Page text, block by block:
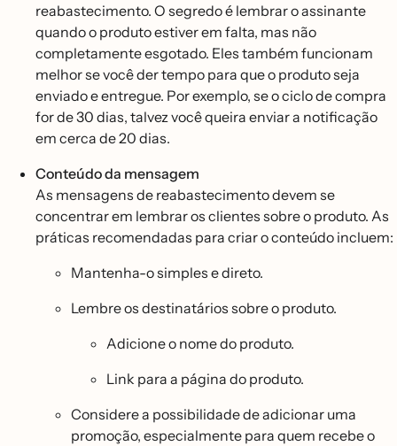
reabastecimento. O segredo é lembrar o assinante
quando o produto estiver em falta, mas não
completamente esgotado. Eles também funcionam
melhor se você der tempo para que o produto seja
enviado e entregue. Por exemplo, se o ciclo de compra
for de 30 dias, talvez você queira enviar a notificação
em cerca de 20 dias.
Conteúdo da mensagem
As mensagens de reabastecimento devem se
concentrar em lembrar os clientes sobre o produto. As
práticas recomendadas para criar o conteúdo incluem:
Mantenha-o simples e direto.
Lembre os destinatários sobre o produto.
Adicione o nome do produto.
Link para a página do produto.
Considere a possibilidade de adicionar uma
promoção, especialmente para quem recebe o